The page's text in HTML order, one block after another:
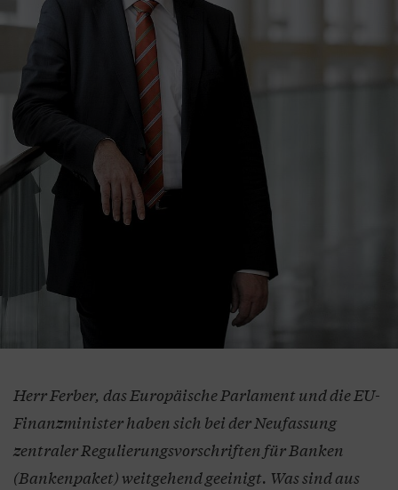
Herr Ferber, das Europäische Parlament und die EU-
Finanzminister haben sich bei der Neufassung
zentraler Regulierungsvorschriften für Banken
(Bankenpaket) weitgehend geeinigt. Was sind aus